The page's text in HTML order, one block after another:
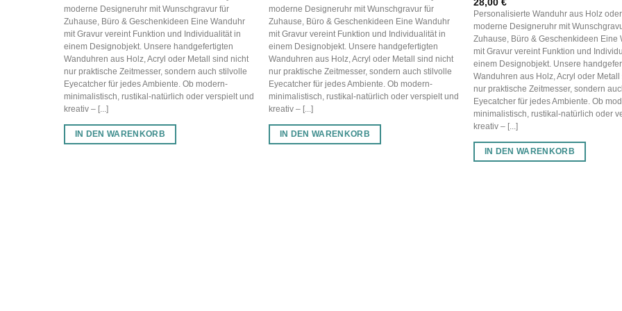
moderne Designeruhr mit Wunschgravur für
Zuhause, Büro & Geschenkideen Eine Wanduhr
mit Gravur vereint Funktion und Individualität in
einem Designobjekt. Unsere handgefertigten
Wanduhren aus Holz, Acryl oder Metall sind nicht
nur praktische Zeitmesser, sondern auch stilvolle
Eyecatcher für jedes Ambiente. Ob modern-
minimalistisch, rustikal-natürlich oder verspielt und
kreativ – [...]
IN DEN WARENKORB
moderne Designeruhr mit Wunschgravur für
Zuhause, Büro & Geschenkideen Eine Wanduhr
mit Gravur vereint Funktion und Individualität in
einem Designobjekt. Unsere handgefertigten
Wanduhren aus Holz, Acryl oder Metall sind nicht
nur praktische Zeitmesser, sondern auch stilvolle
Eyecatcher für jedes Ambiente. Ob modern-
minimalistisch, rustikal-natürlich oder verspielt und
kreativ – [...]
IN DEN WARENKORB
Personalisierte Wanduhr aus Holz
moderne Designeruhr mit
Zuhause, Büro & Geschenkideen Eine
mit Gravur vereint Funktion und
einem Designobjekt. Unsere
Wanduhren aus Holz, Acryl oder Metall
nur praktische Zeitmesser, sondern
Eyecatcher für jedes Ambiente. Ob
minimalistisch, rustikal-natürlich oder
kreativ – [...]
IN DEN WARENKORB